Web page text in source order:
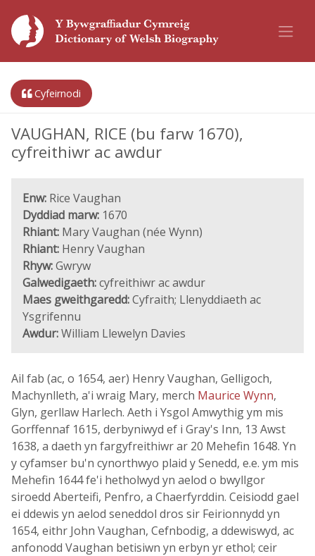
Cyfeirnodi
VAUGHAN, RICE (bu farw 1670),
cyfreithiwr ac awdur
Enw: Rice Vaughan
Dyddiad marw: 1670
Rhiant: Mary Vaughan (née Wynn)
Rhiant: Henry Vaughan
Rhyw:Gwryw
Galwedigaeth:cyfreithiwr ac awdur
Maes gweithgaredd:Cyfraith; Llenyddiaeth ac
Ysgrifennu
Awdur:William Llewelyn Davies
Ail fab (ac, o 1654, aer) Henry Vaughan, Gelligoch,
Machynlleth, a'i wraig Mary, merch Maurice Wynn,
Glyn, gerllaw Harlech. Aeth i Ysgol Amwythig ym mis
Gorffennaf 1615, derbyniwyd ef i Gray's Inn, 13 Awst
1638, a daeth yn fargyfreithiwr ar 20 Mehefin 1648. Yn
y cyfamser bu'n cynorthwyo plaid y Senedd, e.e. ym mis
Mehefin 1644 fe'i hetholwyd yn aelod o bwyllgor
siroedd Aberteifi, Penfro, a Chaerfyrddin. Ceisiodd gael
ei ddewis yn aelod seneddol dros sir Feirionnydd yn
1654, eithr John Vaughan, Cefnbodig, a ddewiswyd, ac
anfonodd Vaughan betisiwn yn erbyn yr ethol; ceir